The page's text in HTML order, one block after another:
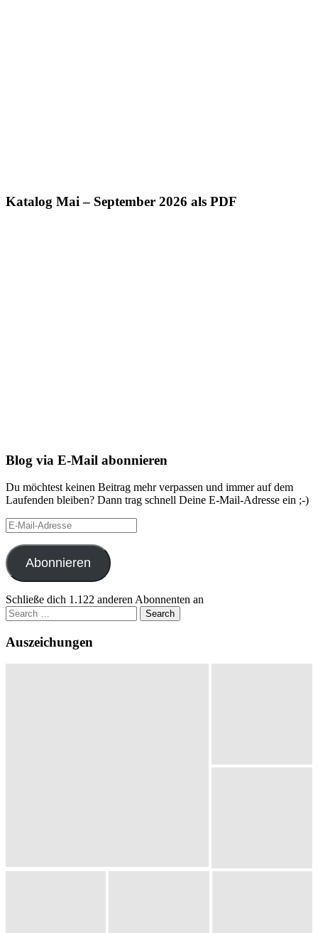
Katalog Mai – September 2026 als PDF
Blog via E-Mail abonnieren
Du möchtest keinen Beitrag mehr verpassen und immer auf dem
Laufenden bleiben? Dann trag schnell Deine E-Mail-Adresse ein ;-)
E-
Mail-
Adresse
Abonnieren
Schließe dich 1.122 anderen Abonnenten an
Search
for:
Auszeichungen